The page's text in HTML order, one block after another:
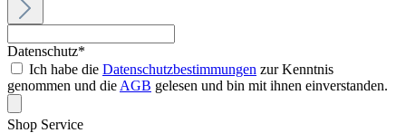
Datenschutz*
Ich habe die Datenschutzbestimmungen zur Kenntnis
genommen und die AGB gelesen und bin mit ihnen einverstanden.
Shop Service